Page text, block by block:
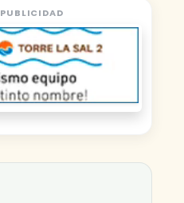
PUBLICIDAD